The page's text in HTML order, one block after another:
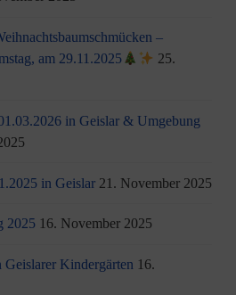
–
am 29.11.2025
25.
in Geislar & Umgebung
in Geislar 21. November 2025
2025 16. November 2025
Kindergärten 16.